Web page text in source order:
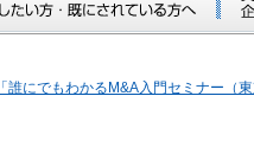
誰にでもわかるM&A入門セミナー（